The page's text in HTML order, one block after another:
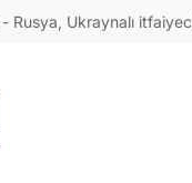
Rusya, Ukraynalı
16,3800
27,9743